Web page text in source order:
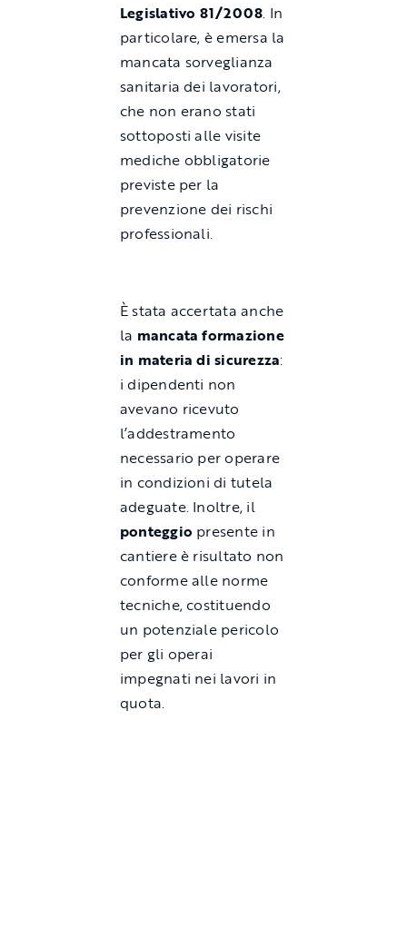
Legislativo 81/2008. In
particolare, è emersa la
mancata sorveglianza
sanitaria dei lavoratori,
che non erano stati
sottoposti alle visite
mediche obbligatorie
previste per la
prevenzione dei rischi
professionali.
È stata accertata anche
la mancata formazione
in materia di sicurezza:
i dipendenti non
avevano ricevuto
l’addestramento
necessario per operare
in condizioni di tutela
adeguate. Inoltre, il
ponteggio presente in
cantiere è risultato non
conforme alle norme
tecniche, costituendo
un potenziale pericolo
per gli operai
impegnati nei lavori in
quota.